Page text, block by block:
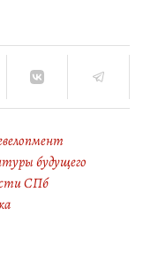
будущего
СПб